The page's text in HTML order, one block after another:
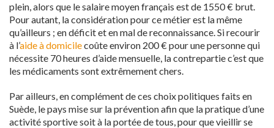
plein, alors que le salaire moyen français est de 1550 € brut.
Pour autant, la considération pour ce métier est la même
qu’ailleurs ; en déficit et en mal de reconnaissance. Si recourir
à l’aide à domicilecoûte environ 200 € pour une personne qui
nécessite 70 heures d’aide mensuelle, la contrepartie c’est que
les médicaments sont extrêmement chers.
Par ailleurs, en complément de ces choix politiques faits en
Suède, le pays mise sur la prévention afin que la pratique d’une
activité sportive soit à la portée de tous, pour que vieillir se